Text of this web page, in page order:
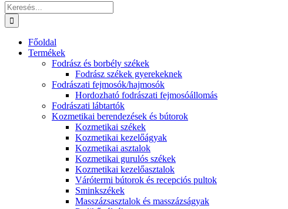
Keresés...
Főoldal
Termékek
Fodrász és borbély székek
Fodrász székek gyerekeknek
Fodrászati fejmosók/hajmosók
Hordozható fodrászati fejmosóállomás
Fodrászati lábtartók
Kozmetikai berendezések és bútorok
Kozmetikai székek
Kozmetikai kezelőágyak
Kozmetikai asztalok
Kozmetikai gurulós székek
Kozmetikai kezelőasztalok
Várótermi bútorok és recepciós pultok
Sminkszékek
Masszázsasztalok és masszázságyak